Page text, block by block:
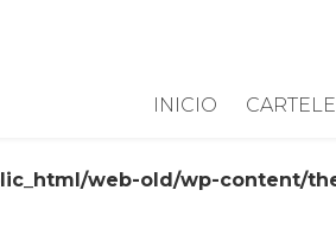
INICIO
web-old/wp-content/